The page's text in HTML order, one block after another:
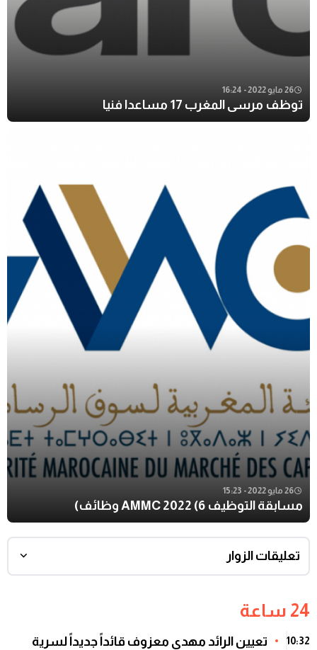
26 مايو 2022 - 16:24
توظف مرسى المغرب 17 مساعدا فنيا
26 مايو 2022 - 15:23
مسابقة التوظيف AMMC 2022 (6 وظائف)
تعليقات الزوار
24 ساعة
10:32
تعيين الرائد مهدي معزوف قائداً جديداً لسرية